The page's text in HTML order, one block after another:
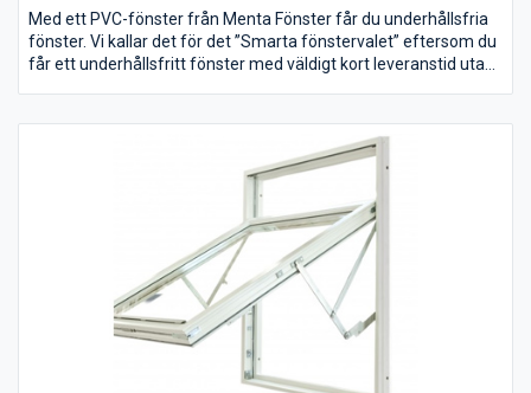
Med ett PVC-fönster från Menta Fönster får du underhållsfria
fönster. Vi kallar det för det ”Smarta fönstervalet” eftersom du
får ett underhållsfritt fönster med väldigt kort leveranstid utan
dessutom väldigt bra isolerande egenskaper (u-värde) som
spar energi och pengar åt dig. Leveranstiden för fönster eller
dörr hem till dig är 2-3 veckor så länge de inte har specialkulörer